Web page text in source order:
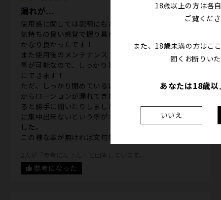
漏れが...
使用感に関しては説明にもあるようにコリコリとした
気持ちの良い感覚で握り具合によって調整出来るのも
かなり良かったです！
また使用後のメンテナンス？清掃に関しても中を開く
事が可能なので、しっかりと洗浄して乾かす事も容易
にできます！
ただ、しっかり閉めているにも関わらず横の開閉部分
からローションが漏れてきたり、少し動きを激しくす
ると勝手に開いたりしました。その結果上手い事行為
に集中出来ないという所がネックになるという感じで
した。
この様な事が無ければ文句無しの星5です！
参考になった
18歳以上の方は各
ご覧くだ
また、18歳未満の方はこ
固くお断りい
あなたは18歳
いいえ